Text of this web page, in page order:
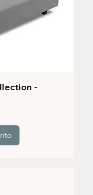
-